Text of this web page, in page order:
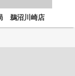
鵜沼川崎店